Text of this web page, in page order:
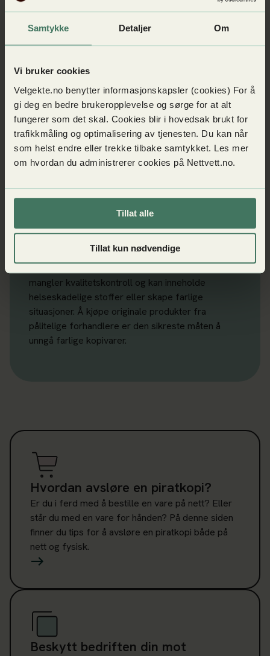
Samtykke Detaljer Om
Vi bruker cookies
Velgekte.no benytter informasjonskapsler (cookies) For å
gi deg en bedre brukeropplevelse og sørge for at alt
fungerer som det skal. Cookies blir i hovedsak brukt for
trafikkmåling og optimalisering av tjenesten. Du kan når
som helst endre eller trekke tilbake samtykket. Les mer
om hvordan du administrerer cookies på Nettvett.no.
Tillat alle
Tillat kun nødvendige
Batterier og andre forbruksvarer
Piratkopierte varer kan være farlige å bruke. De
mangler kvalitetskontroll og kan inneholde
helseskadelige stoffer eller skape farlige
situasjoner. Å kjøpe originale produkter fra
pålitelige forhandlere er den sikreste måten å
unngå farlige kopivarer.
Les mer om Hvordan avsløre en piratkopi?
Hvordan avsløre en piratkopi?
Er du i ferd med å bestille en vare på nett? Eller
står du med en vare for hånden? På denne siden
finner du tips for å avsløre en piratkopi både på
nett og fysisk.
Les mer om Beskytt bedriften din mot piratkopiering
Beskytt bedriften din mot